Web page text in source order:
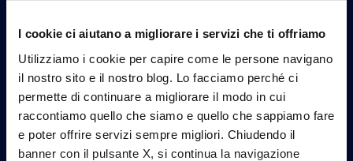
I cookie ci aiutano a migliorare i servizi che ti offriamo
Utilizziamo i cookie per capire come le persone navigano
il nostro sito e il nostro blog. Lo facciamo perché ci
permette di continuare a migliorare il modo in cui
raccontiamo quello che siamo e quello che sappiamo fare
e poter offrire servizi sempre migliori. Chiudendo il
banner con il pulsante X, si continua la navigazione
Il cliente digitale che ha nel prezzo
il driver di acquistoè decisamente
molto infedele: riconquistarlo può
essere veramente difficile e imporrà
un costo di riacquisizione molto
elevato.